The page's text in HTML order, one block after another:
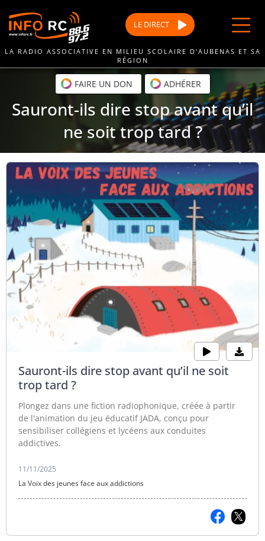
au
contenu
LE DIRECT
LA RADIO ASSOCIATIVE EN MILIEU SCOLAIRE D'AUBENAS ET SA
RÉGION
FAIRE UN DON ADHÉRER
Sauront-ils dire stop avant qu’il
ne soit trop tard ?
Sauront-ils dire stop avant qu’il ne soit
trop tard ?
Plongez dans une fiction radiophonique, créée à partir
de l'animation du jeu éducatif JADA, conçu pour
sensibiliser collégiens et lycéens aux conduites
addictives.
11/11/2025
La Voix des jeunes face aux addictions